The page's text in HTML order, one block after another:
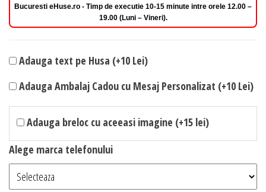
Bucuresti eHuse.ro - Timp de executie 10-15 minute intre orele 12.00 –
19.00 (Luni – Vineri).
Adauga text pe Husa (+10 Lei)
Adauga Ambalaj Cadou cu Mesaj Personalizat (+10 Lei)
Adauga breloc cu aceeasi imagine (+15 lei)
Alege marca telefonului